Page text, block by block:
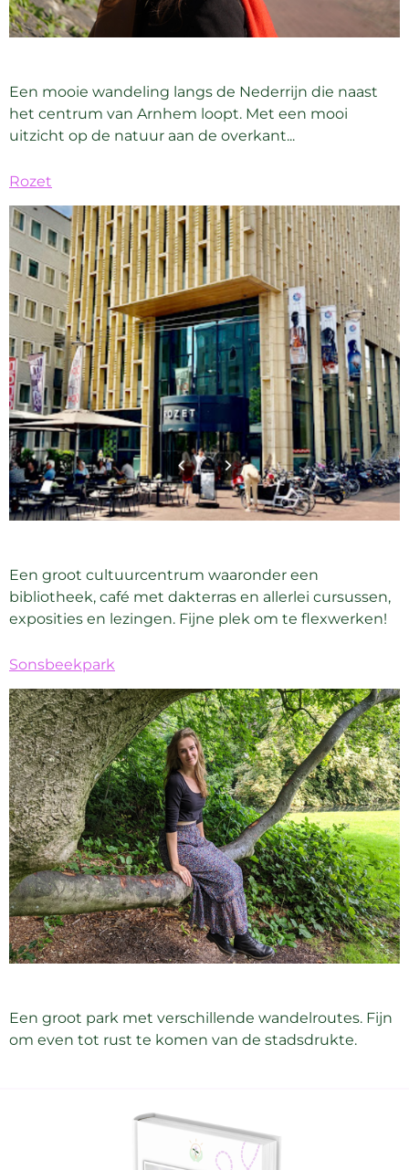
Een mooie wandeling langs de Nederrijn die naast
het centrum van Arnhem loopt. Met een mooi
uitzicht op de natuur aan de overkant...
Rozet
Een groot cultuurcentrum waaronder een
bibliotheek, café met dakterras en allerlei cursussen,
exposities en lezingen. Fijne plek om te flexwerken!
Sonsbeekpark
Een groot park met verschillende wandelroutes. Fijn
om even tot rust te komen van de stadsdrukte.